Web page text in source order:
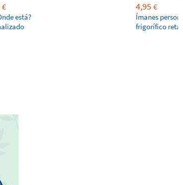
€
está?
4,95 €
Ímanes
frigorífico